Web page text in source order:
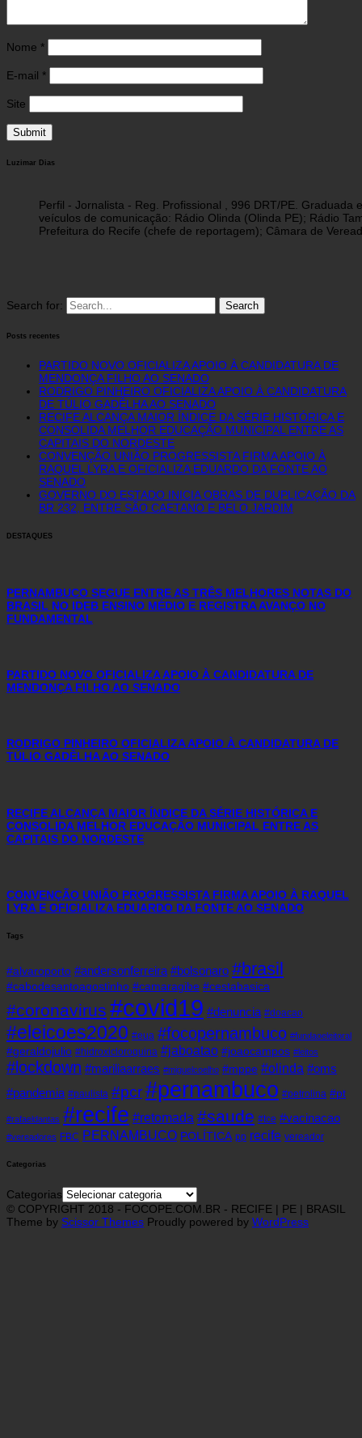
Nome *
E-mail *
Site
Luzimar Dias
Perfil - Jornalista - Reg. Profissional , 996 DRT/PE.
veículos de comunicação: Rádio Olinda (Olinda PE); Rádio
Prefeitura do Recife (chefe de reportagem); Câmara de
Search for:
Posts recentes
PARTIDO NOVO OFICIALIZA APOIO À CANDIDATURA DE
MENDONÇA FILHO AO SENADO
RODRIGO PINHEIRO OFICIALIZA APOIO À CANDIDATURA
DE TÚLIO GADÊLHA AO SENADO
RECIFE ALCANÇA MAIOR ÍNDICE DA SÉRIE HISTÓRICA E
CONSOLIDA MELHOR EDUCAÇÃO MUNICIPAL ENTRE AS
CAPITAIS DO NORDESTE
CONVENÇÃO UNIÃO PROGRESSISTA FIRMA APOIO À
RAQUEL LYRA E OFICIALIZA EDUARDO DA FONTE AO
SENADO
GOVERNO DO ESTADO INICIA OBRAS DE DUPLICAÇÃO DA
BR 232, ENTRE SÃO CAETANO E BELO JARDIM
DESTAQUES
PERNAMBUCO SEGUE ENTRE AS TRÊS MELHORES NOTAS DO
BRASIL NO IDEB ENSINO MÉDIO E REGISTRA AVANÇO NO
FUNDAMENTAL
PARTIDO NOVO OFICIALIZA APOIO À CANDIDATURA DE
MENDONÇA FILHO AO SENADO
RODRIGO PINHEIRO OFICIALIZA APOIO À CANDIDATURA DE
TÚLIO GADÊLHA AO SENADO
RECIFE ALCANÇA MAIOR ÍNDICE DA SÉRIE HISTÓRICA E
CONSOLIDA MELHOR EDUCAÇÃO MUNICIPAL ENTRE AS
CAPITAIS DO NORDESTE
CONVENÇÃO UNIÃO PROGRESSISTA FIRMA APOIO À RAQUEL
LYRA E OFICIALIZA EDUARDO DA FONTE AO SENADO
Tags
#alvaroporto #andersonferreira #bolsonaro #brasil
#cabodesantoagostinho #camaragibe #cestabasica
#coronavirus #covid19 #denuncia #doacao
#eleicoes2020 #eua #focopernambuco #fundaoeleitoral
#geraldojulio #hidroxicloroquina #jaboatao #joaocampos #leitos
#lockdown #mariliaarraes #miguelcoelho #mppe #olinda #oms
#pandemia #paulista #pcr#pernambuco #petrolina #pt
#rafaeldantas #recife #retomada #saude #tce #vacinacao
#vereadores FBC PERNAMBUCO POLÍTICA pp recife vereador
Categorias
Categorias
© COPYRIGHT 2018 - FOCOPE.COM.BR - RECIFE | PE | BRASIL
Theme by Scissor Themes Proudly powered by WordPress